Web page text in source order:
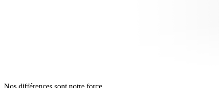
Nos différences sont notre force.